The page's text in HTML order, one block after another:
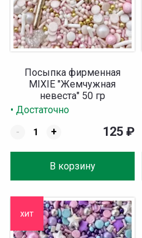
Посыпка фирменная
MIXIE "Жемчужная
невеста" 50 гр
• Достаточно
-
+
В корзину
125 ₽
хит